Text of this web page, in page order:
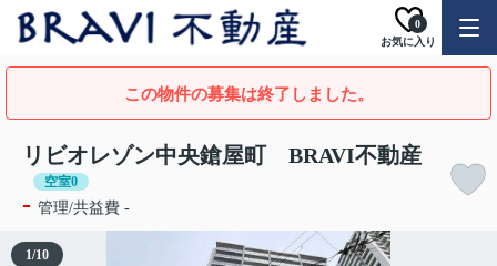
お気に入り
0
この物件の募集は終了しました。
リビオレゾン中央鎗屋町 BRAVI不動産
空室0
- 管理/共益費 -
1/10